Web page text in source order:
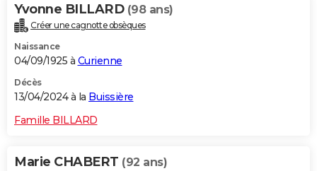
Yvonne BILLARD (98 ans)
Créer une cagnotte obsèques
Naissance
04/09/1925 à Curienne
Décès
13/04/2024 à la Buissière
Famille BILLARD
Marie CHABERT (92 ans)